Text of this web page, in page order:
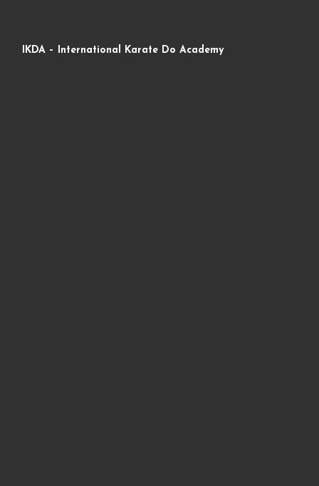
IKDA – International Karate Do Academy